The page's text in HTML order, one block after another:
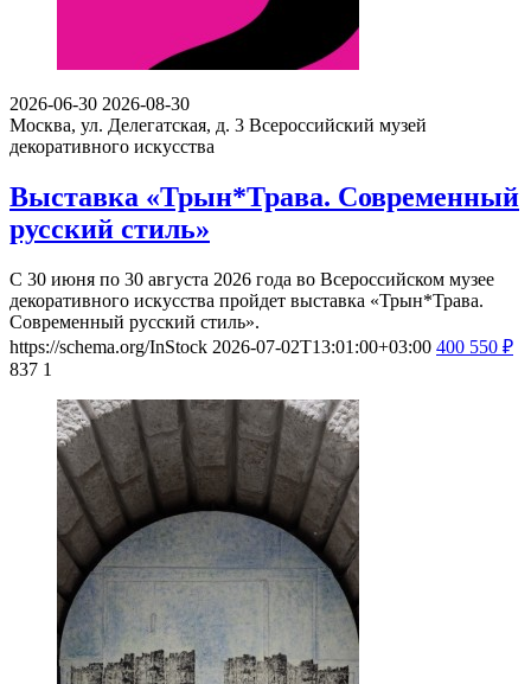
2026-06-30 2026-08-30
Москва, ул. Делегатская, д. 3 Всероссийский музей
декоративного искусства
Выставка «Трын*Трава. Современный
русский стиль»
С 30 июня по 30 августа 2026 года во Всероссийском музее
декоративного искусства пройдет выставка «Трын*Трава.
Современный русский стиль».
https://schema.org/InStock 2026-07-02T13:01:00+03:00 400 550 ₽
837 1